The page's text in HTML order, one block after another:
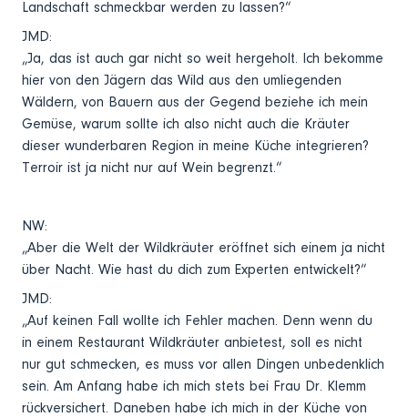
Landschaft schmeckbar werden zu lassen?“
JMD:
„Ja, das ist auch gar nicht so weit hergeholt. Ich bekomme
hier von den Jägern das Wild aus den umliegenden
Wäldern, von Bauern aus der Gegend beziehe ich mein
Gemüse, warum sollte ich also nicht auch die Kräuter
dieser wunderbaren Region in meine Küche integrieren?
Terroir ist ja nicht nur auf Wein begrenzt.“
NW:
„Aber die Welt der Wildkräuter eröffnet sich einem ja nicht
über Nacht. Wie hast du dich zum Experten entwickelt?“
JMD:
„Auf keinen Fall wollte ich Fehler machen. Denn wenn du
in einem Restaurant Wildkräuter anbietest, soll es nicht
nur gut schmecken, es muss vor allen Dingen unbedenklich
sein. Am Anfang habe ich mich stets bei Frau Dr. Klemm
rückversichert. Daneben habe ich mich in der Küche von